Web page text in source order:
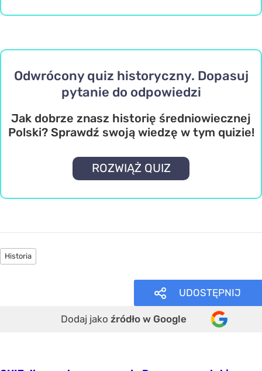
Odwrócony quiz historyczny. Dopasuj
pytanie do odpowiedzi
Jak dobrze znasz historię średniowiecznej
Polski? Sprawdź swoją wiedzę w tym quizie!
ROZWIĄŻ QUIZ
Historia
UDOSTĘPNIJ
Dodaj jako źródło w Google